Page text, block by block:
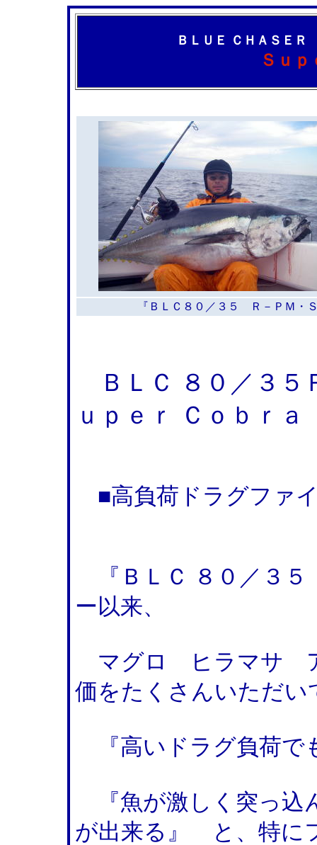
ＢＬＵＥ ＣＨＡＳＥ
Ｓｕ
『ＢＬＣ８０／３５ Ｒ－ＰＭ
ＢＬＣ ８０／３５
ｕｐｅｒ Ｃｏｂｒａ
■高負荷ドラグファ
『ＢＬＣ ８０／３
ー以来、
マグロ ヒラマサ ア
価をたくさんいただい
『高いドラグ負荷
『魚が激しく突っ込
が出来る』 と、特に